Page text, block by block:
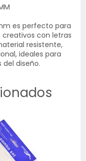
es perfecto para
con letras
resistente,
ideales para
diseño.